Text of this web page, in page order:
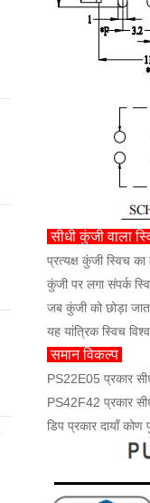
सीधी कुंजी वाला
प्रत्यक्ष कुंजी स्विच
कुंजी पर लगा संपर्क
जब कुंजी को छोड़ा
यह यांत्रिक स्विच
समान विकल्प
PS22E05 प्रकार
PS42F42 प्रकार
डिप प्रकार दायाँ